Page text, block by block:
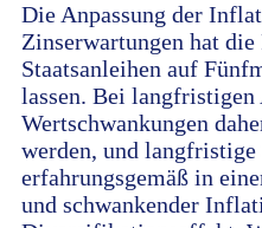
Die Anpassung der
Zinserwartungen hat
Staatsanleihen auf
lassen. Bei
Wertschwankungen
werden, und
erfahrungsgemäß in
und schwankender